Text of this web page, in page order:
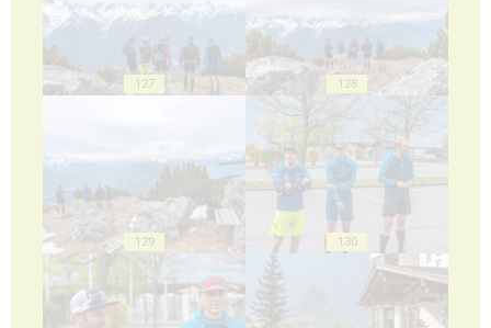
127 128
129 130